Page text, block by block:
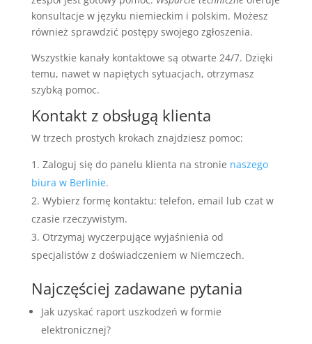
konsultacje w języku niemieckim i polskim. Możesz
również sprawdzić postępy swojego zgłoszenia.
Wszystkie kanały kontaktowe są otwarte 24/7. Dzięki
temu, nawet w napiętych sytuacjach, otrzymasz
szybką pomoc.
Kontakt z obsługą klienta
W trzech prostych krokach znajdziesz pomoc:
Zaloguj się do panelu klienta na stronie naszego
biura w Berlinie.
Wybierz formę kontaktu: telefon, email lub czat w
czasie rzeczywistym.
Otrzymaj wyczerpujące wyjaśnienia od
specjalistów z doświadczeniem w Niemczech.
Najczęściej zadawane pytania
Jak uzyskać raport uszkodzeń w formie
elektronicznej?